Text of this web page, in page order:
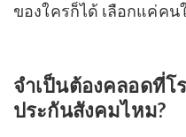
ของใครก็ได้ เลือกแค่ค
จำเป็นต้องคลอดที่โ
ประกันสังคมไหม?